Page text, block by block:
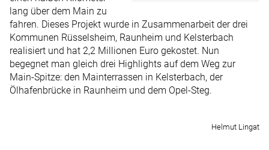
lang über dem Main zu
fahren. Dieses Projekt wurde in Zusammenarbeit der drei
Kommunen Rüsselsheim, Raunheim und Kelsterbach
realisiert und hat 2,2 Millionen Euro gekostet. Nun
begegnet man gleich drei Highlights auf dem Weg zur
Main-Spitze: den Mainterrassen in Kelsterbach, der
Ölhafenbrücke in Raunheim und dem Opel-Steg.
Helmut Lingat